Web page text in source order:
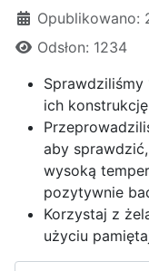
Opublikowano:
Odsłon: 1234
ich
aby
wysoką
pozytywnie
Korzystaj z
użyciu